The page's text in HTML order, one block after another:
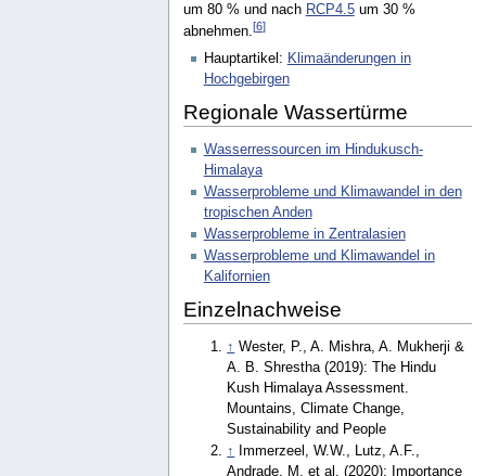
um 80 % und nach RCP4.5um 30 %
abnehmen. [6]
Hauptartikel: Klimaänderungen in
Hochgebirgen
Regionale Wassertürme
Wasserressourcen im Hindukusch-
Himalaya
Wasserprobleme und Klimawandel in den
tropischen Anden
Wasserprobleme in Zentralasien
Wasserprobleme und Klimawandel in
Kalifornien
Einzelnachweise
↑ Wester, P., A. Mishra, A. Mukherji &
A. B. Shrestha (2019): The Hindu
Kush Himalaya Assessment.
Mountains, Climate Change,
Sustainability and People
↑
Immerzeel, W.W., Lutz, A.F.,
Andrade, M. et al. (2020): Importance